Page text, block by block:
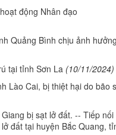
động Nhân đạo
Quảng Bình chịu ảnh hưởng
tại tỉnh Sơn La (10/11/2024)
Lào Cai, bị thiệt hại do bão
bị sạt lở đất. -- Tiếp nối
đất tại huyện Bắc Quang,